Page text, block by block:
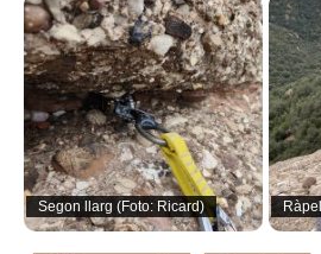
Segon llarg (Foto: Ricard) Ràpel